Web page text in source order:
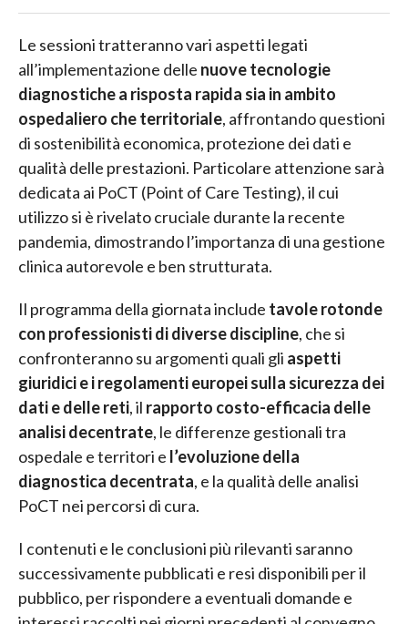
Le sessioni tratteranno vari aspetti legati
all’implementazione delle nuove tecnologie
diagnostiche a risposta rapida sia in ambito
ospedaliero che territoriale, affrontando questioni
di sostenibilità economica, protezione dei dati e
qualità delle prestazioni. Particolare attenzione sarà
dedicata ai PoCT (Point of Care Testing), il cui
utilizzo si è rivelato cruciale durante la recente
pandemia, dimostrando l’importanza di una gestione
clinica autorevole e ben strutturata.
Il programma della giornata include tavole rotonde
con professionisti di diverse discipline, che si
confronteranno su argomenti quali gli aspetti
giuridici e i regolamenti europei sulla sicurezza dei
dati e delle reti, il rapporto costo-efficacia delle
analisi decentrate, le differenze gestionali tra
ospedale e territori e l’evoluzione della
diagnostica decentrata, e la qualità delle analisi
PoCT nei percorsi di cura.
I contenuti e le conclusioni più rilevanti saranno
successivamente pubblicati e resi disponibili per il
pubblico, per rispondere a eventuali domande e